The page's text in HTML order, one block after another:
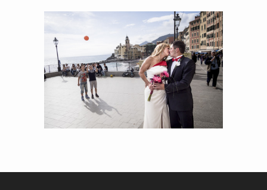
Post navigation